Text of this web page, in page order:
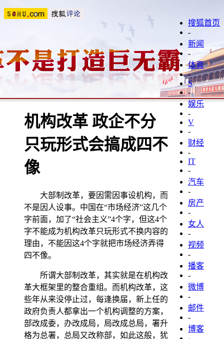
搜狐首页
-
新闻
-
体育
-
S
-
娱乐
-
V
-
财经
-
IT
-
汽车
-
房产
-
女人
-
视频
-
播客
-
微博
-
邮件
-
博客
机构改革 政企不分
只玩形式会搞成四不
像
大部制改革，要因需因事设机构，而
不是因人设事。中国在“市场经济”这几个
字前面，加了“社会主义”4个字，但这4个
字不能成为机构改革只玩形式不换内容的
理由，不能因这4个字就把市场经济弄得
四不像。
所谓大部制改革，其实就是在机构改
革大框架里的整合重组。而机构改革，这
些年从来没停止过，每逢换届，新上任的
政府负责人都拿出一个机构调整的方案，
部改成委，办改成局，局改成总局，署升
格为总署，总局又改称部，如此这般，犹